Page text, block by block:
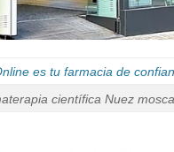
es tu farmacia de
científica Nuez